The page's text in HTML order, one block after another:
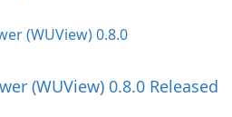
(WUView) 0.8.0 Released